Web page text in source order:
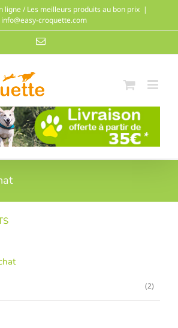
ligne / Les meilleurs produits au bon prix |
info@easy-croquette.com
Email
(2)